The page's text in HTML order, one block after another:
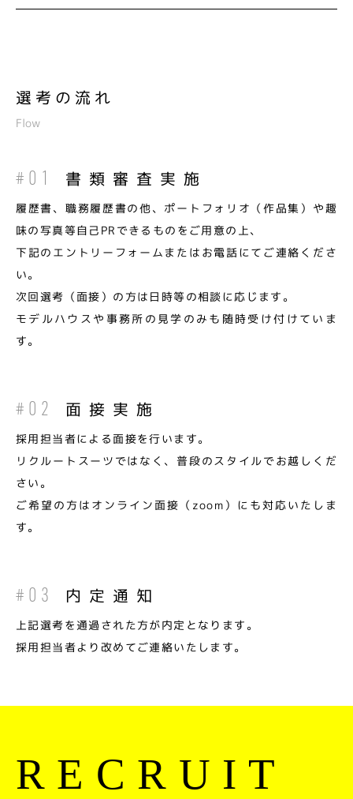
選考の流れ
Flow
#01 書類審査実施
履歴書、職務履歴書の他、ポートフォリオ（作品集）や趣
味の写真等自己PRできるものをご用意の上、
下記のエントリーフォームまたはお電話にてご連絡くださ
い。
次回選考（面接）の方は日時等の相談に応じます。
モデルハウスや事務所の見学のみも随時受け付けていま
す。
#02 面接実施
採用担当者による面接を行います。
リクルートスーツではなく、普段のスタイルでお越しくだ
さい。
ご希望の方はオンライン面接（zoom）にも対応いたしま
す。
#03 内定通知
上記選考を通過された方が内定となります。
採用担当者より改めてご連絡いたします。
RECRUIT